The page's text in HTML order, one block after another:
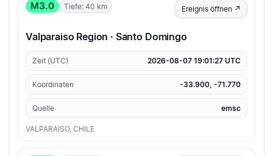
M3.0 Tiefe: 40 km Ereignis öffnen ↗
Valparaiso Region · Santo Domingo
Zeit (UTC) 2026-08-07 19:01:27 UTC
Koordinaten -33.900, -71.770
Quelle emsc
VALPARAISO, CHILE